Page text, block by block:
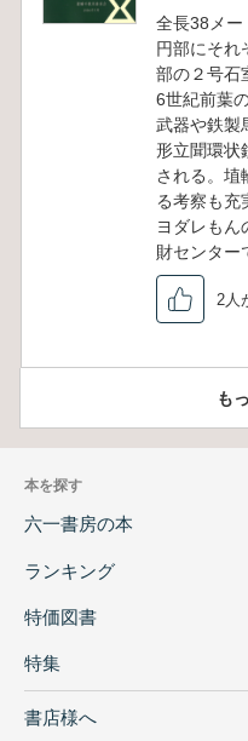
全長38メー
円部にそれ
部の２号石
6世紀前葉
武器や鉄製
形立聞環状
される。埴
る考察も充
ヨダレもん
財センター
2人
も
本を探す
六一書房の本
ランキング
特価図書
特集
書店様へ